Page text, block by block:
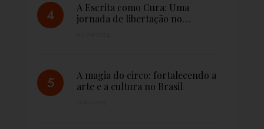
A Escrita como Cura: Uma
jornada de libertação no…
A magia do circo: fortalecendo a
arte e a cultura no Brasil